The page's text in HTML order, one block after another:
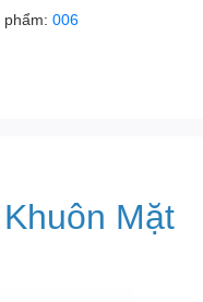
phẩm: 006
Mặt